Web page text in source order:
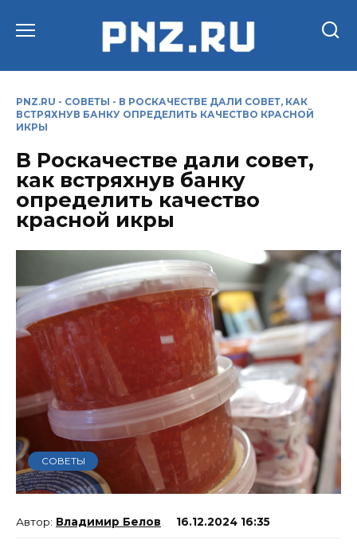
PNZ.RU - СОВЕТЫ - В РОСКАЧЕСТВЕ ДАЛИ СОВЕТ, КАК
ВСТРЯХНУВ БАНКУ ОПРЕДЕЛИТЬ КАЧЕСТВО КРАСНОЙ
ИКРЫ
В Роскачестве дали совет,
как встряхнув банку
определить качество
красной икры
СОВЕТЫ
Владимир Белов 16.12.2024 16:35